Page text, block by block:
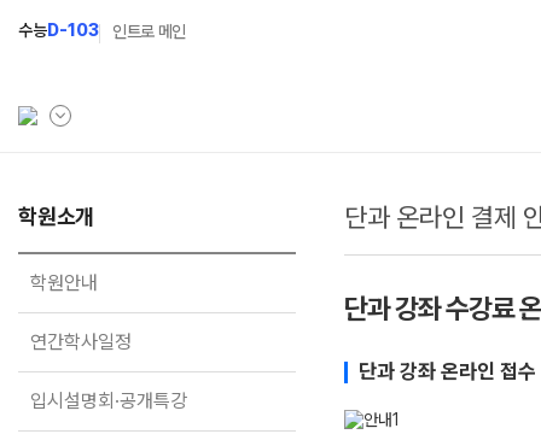
수능D-103 인트로 메인
학원소개
학원안내
연간학사일정
캠퍼스생활
N Class
2027 파이널 정규반
N
2027 N수 정규반
2027 반수반
학원소개
학원안내
연간학사일정
입시설명회·공개특강
단과 온라인 결제
단과 강좌 수강료
단과 강좌 온라인 접수